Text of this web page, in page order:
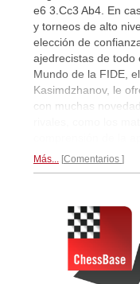
e6 3.Cc3 Ab4. En
y torneos de alto
elección de
ajedrecistas de todo
Mundo de la FIDE,
Kasimdzhanov, le
con muchas
Más... Comentarios